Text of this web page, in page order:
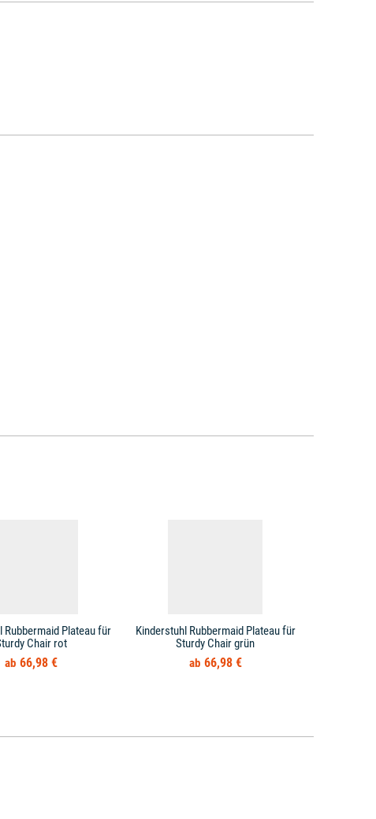
Rubbermaid Plateau für
Chair rot
66,98 €
Kinderstuhl Rubbermaid Plateau für
Sturdy Chair grün
66,98 €